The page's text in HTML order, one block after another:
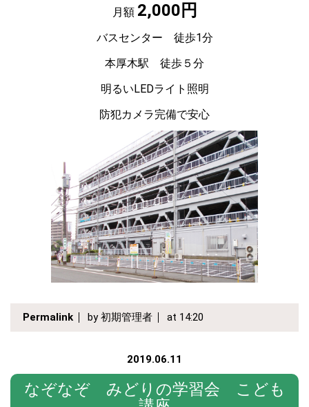
月額 2,000円
バスセンター 徒歩1分
本厚木駅 徒歩５分
明るいLEDライト照明
防犯カメラ完備で安心
Permalink by 初期管理者 at 14:20
2019.06.11
なぞなぞ みどりの学習会 こども